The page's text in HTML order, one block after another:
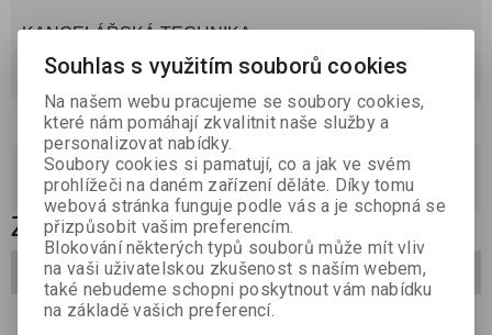
KANCELÁŘSKÁ TECHNIKA
TONERY A CARTRIDGE
Akce,novinky
akce (0)
novinky (0)
ZÁBAVA
Filtrovat
Souhlas s využitím souborů cookies
Na našem webu pracujeme se soubory cookies,
které nám pomáhají zkvalitnit naše služby a
personalizovat nabídky.
Soubory cookies si pamatují, co a jak ve svém
prohlížeči na daném zařízení děláte. Díky tomu
webová stránka funguje podle vás a je schopná se
přizpůsobit vašim preferencím.
Blokování některých typů souborů může mít vliv
na vaši uživatelskou zkušenost s naším webem,
také nebudeme schopni poskytnout vám nabídku
na základě vašich preferencí.